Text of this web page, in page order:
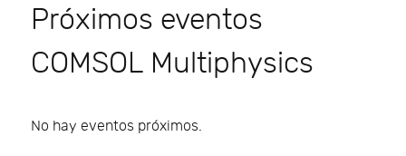
Próximos eventos
COMSOL Multiphysics
No hay eventos próximos.